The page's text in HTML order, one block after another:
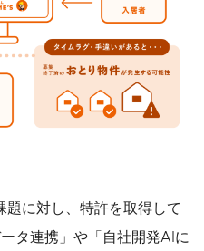
に対し、特許を取得して
タ連携」や「自社開発AIに